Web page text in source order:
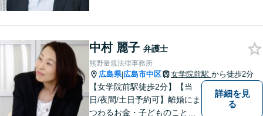
件を多く取り扱っておりま
す。お気軽に問い合わせくだ
さい。
中村 麗子 弁護士
熊野量規法律事務所
広島県|広島市中区 女学院前駅 から徒歩2分
【女学院前駅徒歩2分】【当
日/夜間/土日予約可】離婚にま
つわるお金・子どものこと、
詳細を見
る